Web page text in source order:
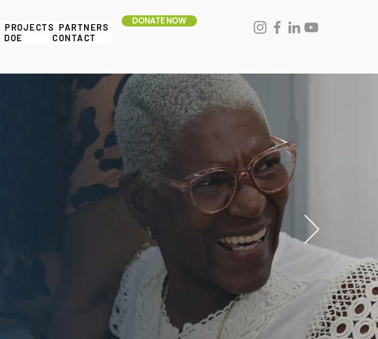
PROJECTS PARTNERS
DOE CONTACT
DONATE NOW